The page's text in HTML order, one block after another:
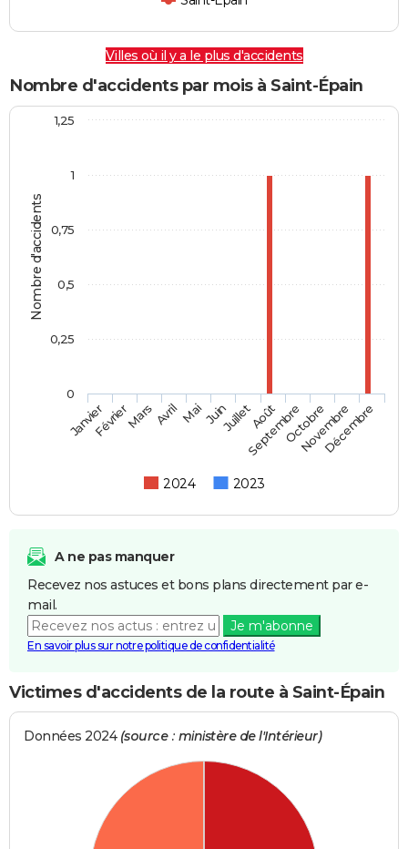
Villes où il y a le plus d'accidents
Nombre d'accidents par mois à Saint-Épain
Nombre d'accidents
2024 2023
JanvierFévrierMars AvrilMaiJuinJuilletAoût
SeptembreOctobre
Novembre
Décembre
0
1
0,25
0,5
0,75
1,25
A ne pas manquer
Recevez nos astuces et bons plans directement par e-
mail.
Je m'abonne
En savoir plus sur notre politique de confidentialité
Victimes d'accidents de la route à Saint-Épain
Données 2024 (source : ministère de l'Intérieur)